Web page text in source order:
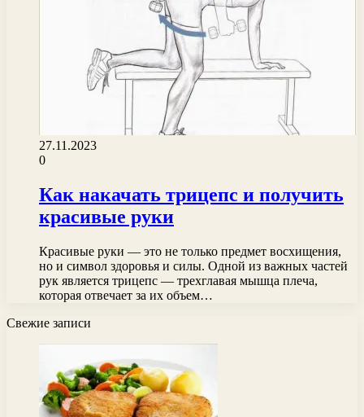
27.11.2023
0
Как накачать трицепс и получить
красивые руки
Красивые руки — это не только предмет восхищения,
но и символ здоровья и силы. Одной из важных частей
рук является трицепс — трехглавая мышца плеча,
которая отвечает за их объем…
Свежие записи